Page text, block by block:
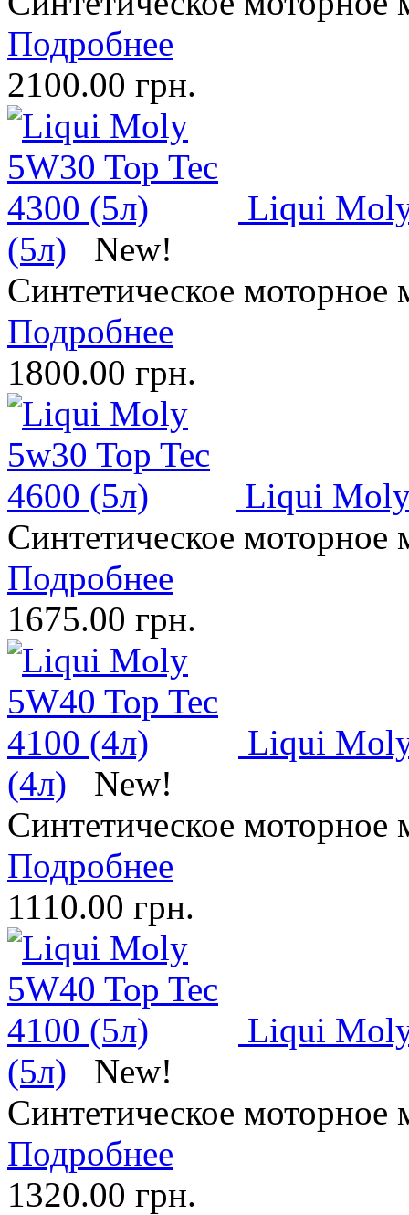
Подробнее
2100.00 грн.
Liqui
(5л)
New!
Синтетическое моторное
Подробнее
1800.00 грн.
Liqui Moly
Синтетическое моторное
Подробнее
1675.00 грн.
Liqui
(4л)
New!
Синтетическое моторное
Подробнее
1110.00 грн.
Liqui
(5л)
New!
Синтетическое моторное
Подробнее
1320.00 грн.